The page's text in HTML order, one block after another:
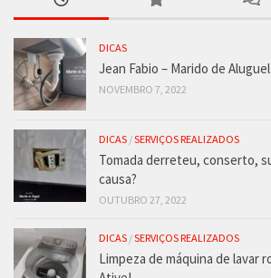
DICAS
Jean Fabio – Marido de
NOVEMBRO 7, 2022
DICAS /SERVIÇOS REALIZADOS
Tomada derreteu, conserto,
causa?
OUTUBRO 27, 2022
DICAS /SERVIÇOS REALIZADOS
Limpeza de máquina de lavar